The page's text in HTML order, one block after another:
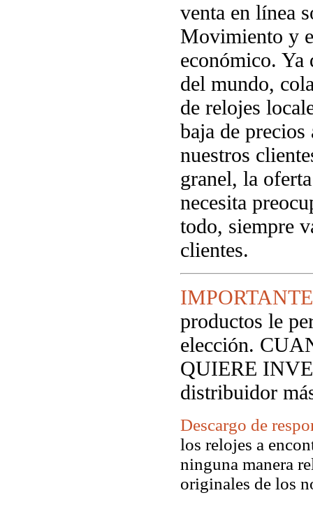
venta en línea
Movimiento y
económico. Ya
del mundo,
de relojes
baja de
nuestros
granel, la
necesita
todo, siempre
clientes.
productos le
elección.
QUIERE
distribuidor
Descargo de
los relojes a
ninguna manera
originales de los